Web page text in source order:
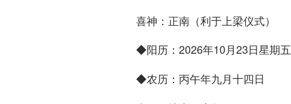
喜神：正南（利于上梁仪式）
◆阳历 ：2026年10月23日星期五
◆农历 ：丙午年九月十四日